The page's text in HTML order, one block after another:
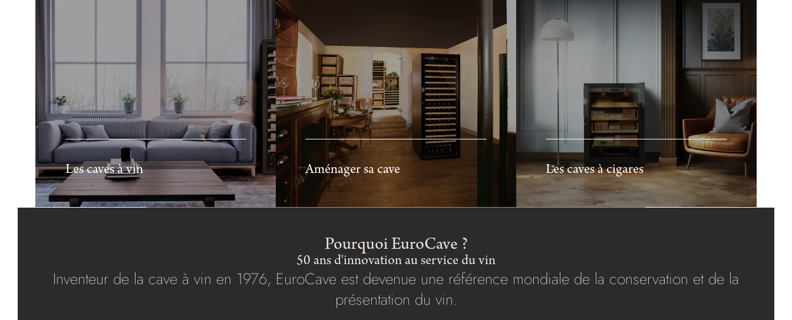
Les caves à vin Aménager sa cave Les caves à cigares
Pourquoi EuroCave ?
50 ans d'innovation au service du vin
Inventeur de la cave à vin en 1976, EuroCave est devenue une référence mondiale de la conservation et de la
présentation du vin.